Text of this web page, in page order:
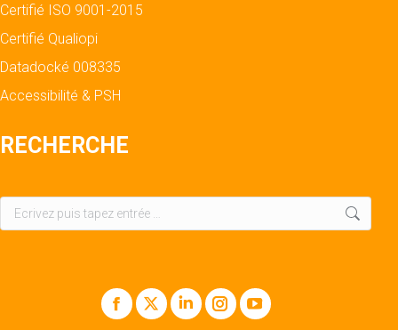
Certifié ISO 9001-2015
Certifié Qualiopi
Datadocké 008335
Accessibilité & PSH
RECHERCHE
Recherche
:
Facebook
X LinkedInInstagramYouTube